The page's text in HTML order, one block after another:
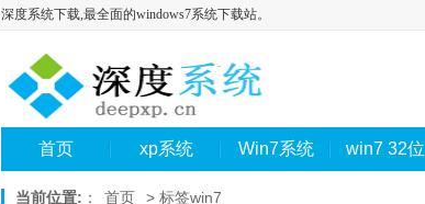
深度系统下载,最全面的windows7系统下载站。
首页 xp系统 Win7系统 win7 32位
当前位置: ： 首页 > 标签win7